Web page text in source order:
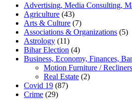
Advertising, Media Consulting,
Agriculture (43)
Arts & Culture (7)
Associations & Organizations (5)
Astrology (11)
Bihar Election (4)
Business, Economy, Finances,
Motion Furniture / Recliners
Real Estate (2)
Covid 19 (87)
Crime (29)